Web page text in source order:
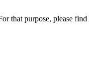
that purpose, please find